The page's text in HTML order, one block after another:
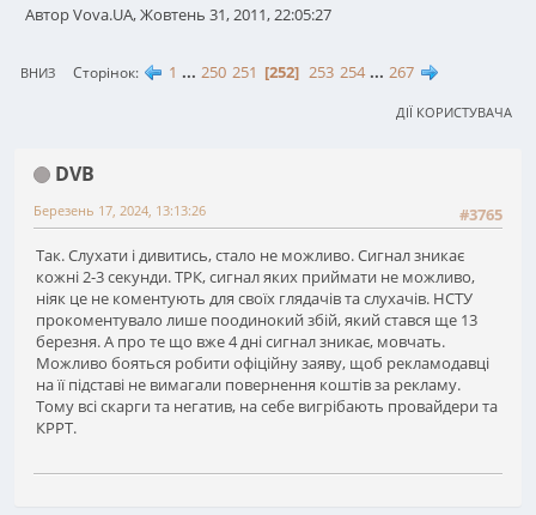
Автор Vova.UA, Жовтень 31, 2011, 22:05:27
ВНИЗ Сторінок 1 ... 250 251 252 253 254 ... 267
ДІЇ КОРИСТУВАЧА
DVB
#3765
Березень 17, 2024, 13:13:26
Так. Слухати і дивитись, стало не можливо. Сигнал зникає
кожні 2-3 секунди. ТРК, сигнал яких приймати не можливо,
ніяк це не коментують для своїх глядачів та слухачів. НСТУ
прокоментувало лише поодинокий збій, який стався ще 13
березня. А про те що вже 4 дні сигнал зникає, мовчать.
Можливо бояться робити офіційну заяву, щоб рекламодавці
на її підставі не вимагали повернення коштів за рекламу.
Тому всі скарги та негатив, на себе вигрібають провайдери та
КРРТ.